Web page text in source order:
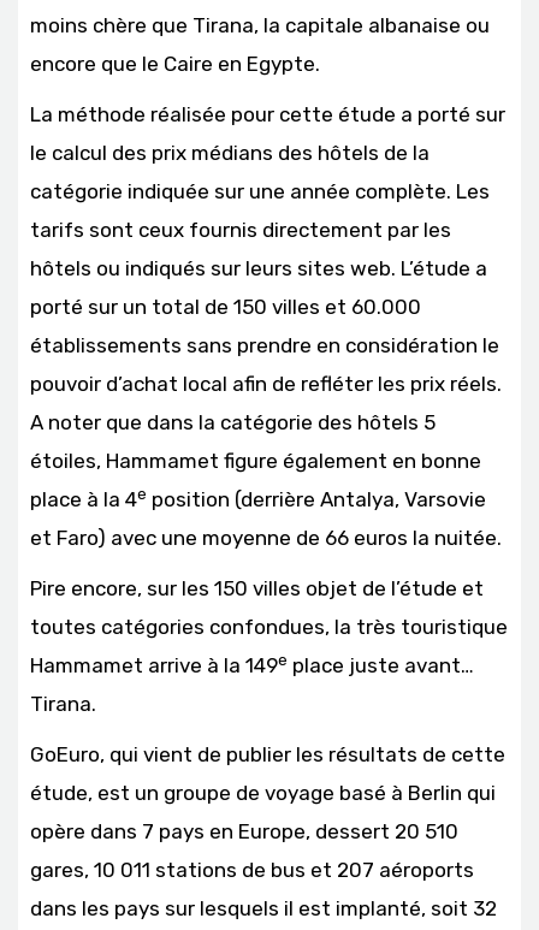
moins chère que Tirana, la capitale albanaise ou
encore que le Caire en Egypte.
La méthode réalisée pour cette étude a porté sur
le calcul des prix médians des hôtels de la
catégorie indiquée sur une année complète. Les
tarifs sont ceux fournis directement par les
hôtels ou indiqués sur leurs sites web. L’étude a
porté sur un total de 150 villes et 60.000
établissements sans prendre en considération le
pouvoir d’achat local afin de refléter les prix réels.
A noter que dans la catégorie des hôtels 5
étoiles, Hammamet figure également en bonne
place à la 4e position (derrière Antalya, Varsovie
et Faro) avec une moyenne de 66 euros la nuitée.
Pire encore, sur les 150 villes objet de l’étude et
toutes catégories confondues, la très touristique
Hammamet arrive à la 149e place juste avant…
Tirana.
GoEuro, qui vient de publier les résultats de cette
étude, est un groupe de voyage basé à Berlin qui
opère dans 7 pays en Europe, dessert 20 510
gares, 10 011 stations de bus et 207 aéroports
dans les pays sur lesquels il est implanté, soit 32